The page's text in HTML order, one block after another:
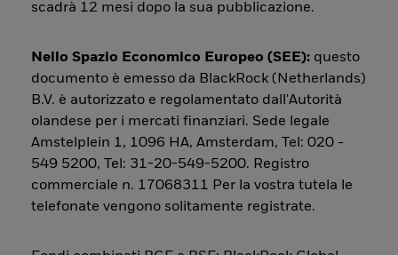
scadrà 12 mesi dopo la sua pubblicazione.
Nello Spazio Economico Europeo (SEE): questo
documento è emesso da BlackRock (Netherlands)
B.V. è autorizzato e regolamentato dall'Autorità
olandese per i mercati finanziari. Sede legale
Amstelplein 1, 1096 HA, Amsterdam, Tel: 020 -
549 5200, Tel: 31-20-549-5200. Registro
commerciale n. 17068311 Per la vostra tutela le
telefonate vengono solitamente registrate.